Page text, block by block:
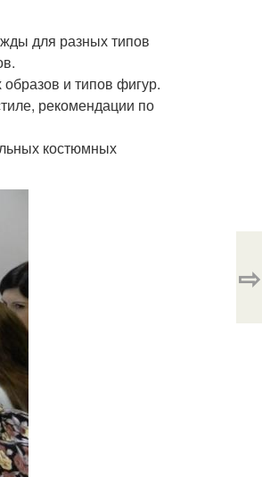
для разных типов
и типов фигур.
рекомендации по
костюмных
⇨